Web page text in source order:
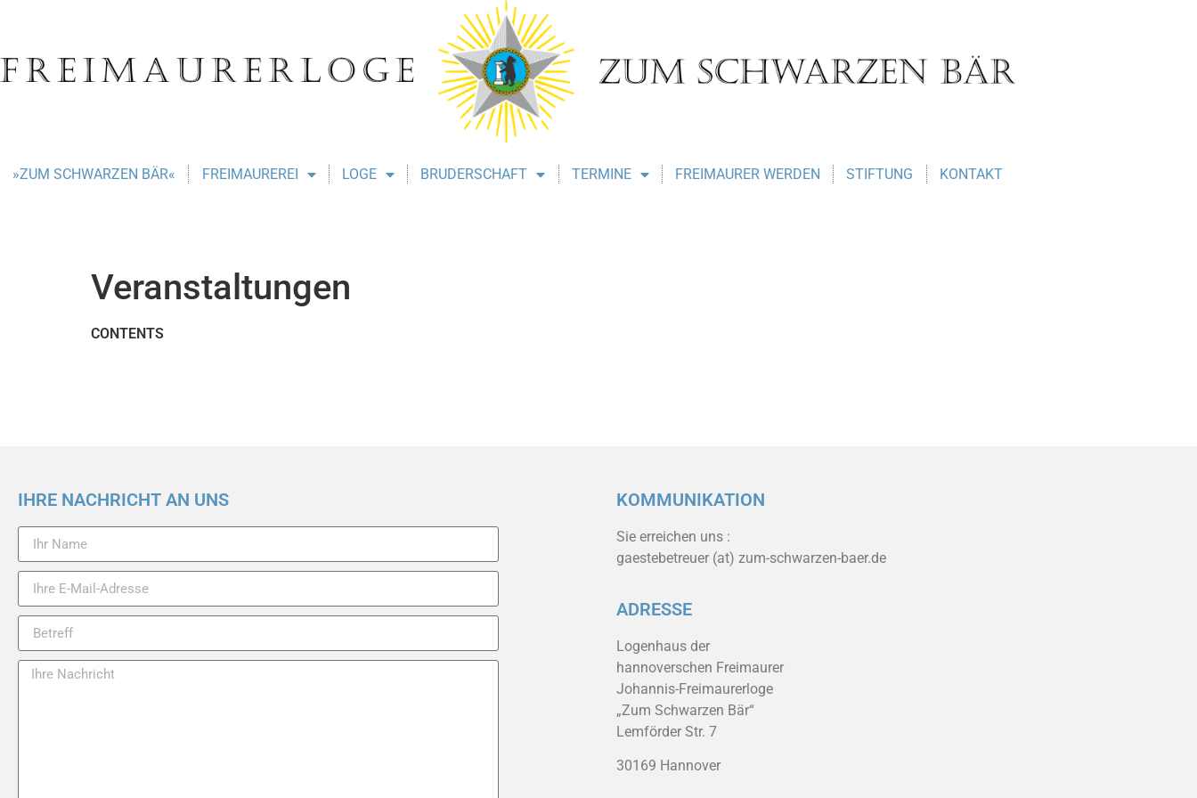
»ZUM SCHWARZEN BÄR« FREIMAUREREI LOGE BRUDERSCHAFT TERMINE FREIMAURER WERDEN STIFTUNG KONTAKT
Veranstaltungen
CONTENTS
IHRE NACHRICHT AN UNS KOMMUNIKATION
Sie erreichen uns :
gaestebetreuer (at) zum-schwarzen-baer.de
ADRESSE
Logenhaus der
hannoverschen Freimaurer
Johannis-Freimaurerloge
„Zum Schwarzen Bär“
Lemförder Str. 7
30169 Hannover